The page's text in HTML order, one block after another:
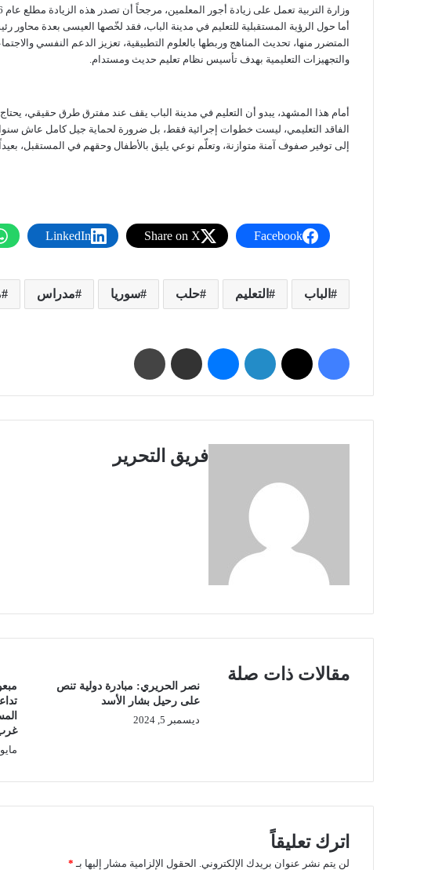
وزارة التربية تعمل على زيادة أجور المعلمين، مرجحاً أن تصدر هذه الزيادة مطلع عام 2026.
أما حول الرؤية المستقبلية للتعليم في مدينة الباب، فقد لخّصها العيسى بعدة
المتضرر منها، تحديث المناهج وربطها بالعلوم التطبيقية، تعزيز الدعم النفسي
والتجهيزات التعليمية بهدف تأسيس نظام تعليم حديث ومستدام.
أمام هذا المشهد، يبدو أن التعليم في مدينة الباب يقف عند مفترق طرق حقيقي، يحتاج
الفاقد التعليمي، ليست خطوات إجرائية فقط، بل ضرورة لحماية جيل كامل عاش سنوات
إلى توفير صفوف آمنة متوازنة، وتعلّم نوعي يليق بالأطفال وحقهم في المستقبل،
Facebook
Share on X
LinkedIn
الباب التعليم حلب سوريا مدراس
فيسبوك لينكدإن ماسنجر مشاركة عبر البريد
فريق التحرير
مقالات ذات صلة
نصر الحريري: مبادرة دولية تنص
على رحيل بشار الأسد
ديسمبر 5, 2024
مايو 31, 2023
اترك تعليقاً
لن يتم نشر عنوان بريدك الإلكتروني. الحقول الإلزامية مشار إليها بـ *